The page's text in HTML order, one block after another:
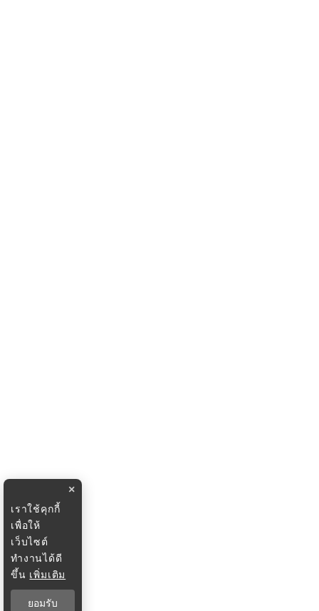
×
เราใช้คุกกี้
เพื่อให้
เว็บไซต์
ทำงานได้ดี
ขึ้น เพิ่มเติม
ยอมรับ